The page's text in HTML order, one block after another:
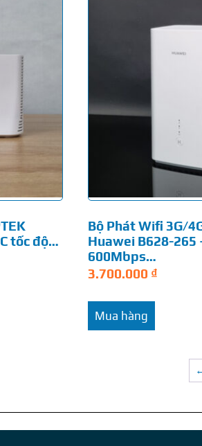
tốc độ…
Bộ Phát Wifi 3G/
Huawei B628-265
600Mbps…
3.700.000 ₫
Mua hàng